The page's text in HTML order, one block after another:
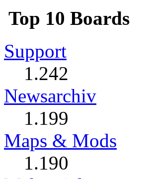
Top 10 Boards
Support
1.242
Newsarchiv
1.199
Maps & Mods
1.190